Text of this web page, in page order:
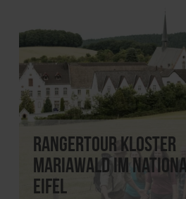
Rangertour Kloster
Mariawald im
Eifel